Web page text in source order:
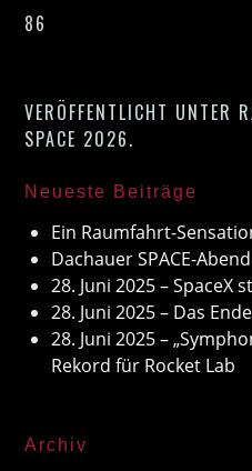
86
VERÖFFENTLICHT UNTER
SPACE 2026.
Neueste Beiträge
Ein Raumfahrt-
Dachauer SPACE-
28. Juni 2025 –
28. Juni 2025 – Das
28. Juni 2025 –
Rekord für Rocket Lab
Archiv